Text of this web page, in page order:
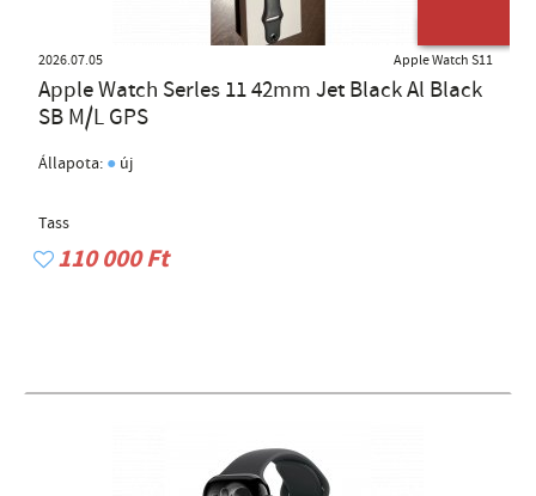
2026.07.05 Apple Watch S11
Apple Watch Serles 11 42mm Jet Black Al Black
SB M/L GPS
Állapota: ● új
Tass
110 000 Ft